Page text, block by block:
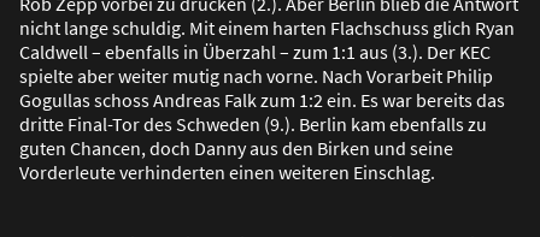
nicht lange schuldig. Mit einem harten Flachschuss glich Ryan
Caldwell – ebenfalls in Überzahl – zum 1:1 aus (3.). Der KEC
spielte aber weiter mutig nach vorne. Nach Vorarbeit Philip
Gogullas schoss Andreas Falk zum 1:2 ein. Es war bereits das
dritte Final-Tor des Schweden (9.). Berlin kam ebenfalls zu
guten Chancen, doch Danny aus den Birken und seine
Vorderleute verhinderten einen weiteren Einschlag.